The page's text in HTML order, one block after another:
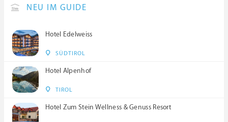
NEU IM GUIDE
Hotel Edelweiss
SÜDTIROL
Hotel Alpenhof
TIROL
Hotel Zum Stein Wellness & Genuss Resort